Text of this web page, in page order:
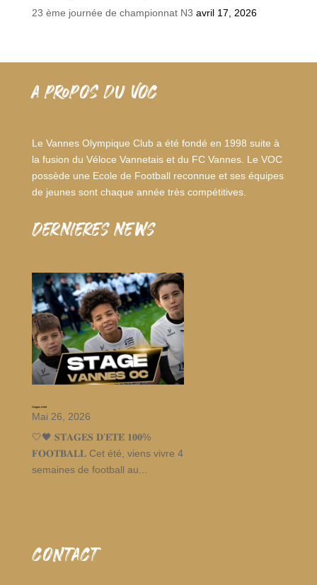
23 ème journée de championnat N3 avril 17, 2026
A PROPOS DU VOC
Le Vannes Olympique Club a été fondé en 1998 suite à
la fusion du Véloce Vannetais et du FC Vannes. Le VOC
possède une Ecole de Football reconnue et ses équipes
de jeunes sont chaque année très compétitives.
dernieres news
Stages d’été
Mai 26, 2026
🤍🖤 𝐒𝐓𝐀𝐆𝐄𝐒 𝐃’𝐄́𝐓𝐄́ 𝟏𝟎𝟎%
𝐅𝐎𝐎𝐓𝐁𝐀𝐋𝐋 Cet été, viens vivre 4
semaines de football au...
CONTACT